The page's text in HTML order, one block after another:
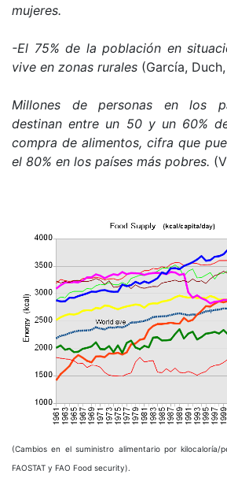
mujeres.
-El 75% de la población en
vive en zonas rurales (García,
Millones de personas en los
destinan entre un 50 y un 60%
compra de alimentos, cifra que
el 80% en los países más pobres.
(Cambios en el suministro alimentario por kilocaloría/
FAOSTAT y FAO Food security).